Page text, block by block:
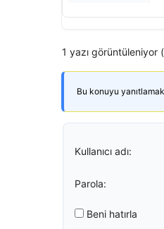
1 yazı görüntüleniyor
Bu konuyu
Kullanıcı adı:
Parola:
Beni hatırla